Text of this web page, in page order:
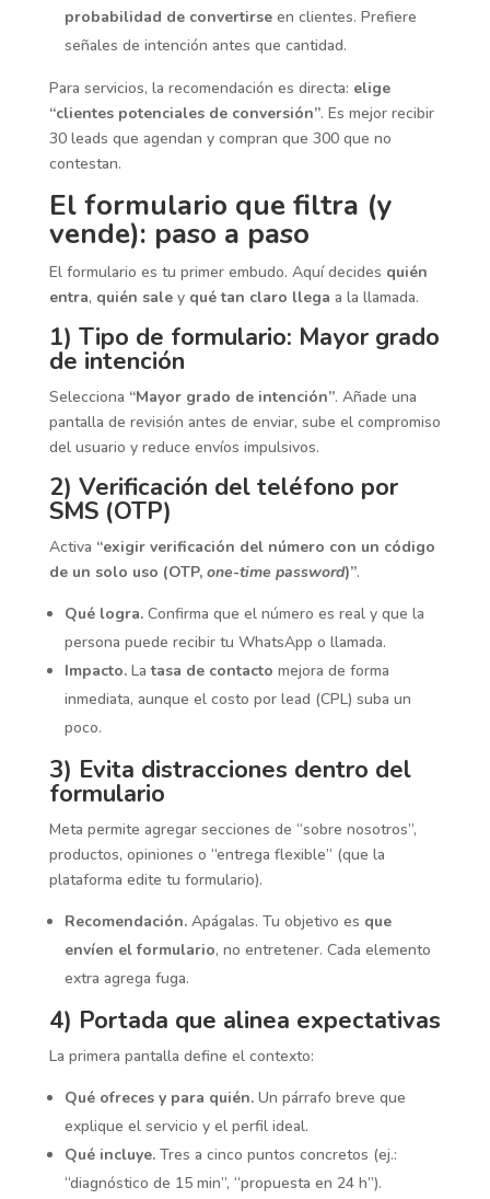
probabilidad de convertirseen clientes. Prefiere
señales de intención antes que cantidad.
Para servicios, la recomendación es directa: elige
“clientes potenciales de conversión”. Es mejor recibir
30 leads que agendan y compran que 300 que no
contestan.
El formulario que filtra (y
vende): paso a paso
El formulario es tu primer embudo. Aquí decides quién
entra, quién saley qué tan claro llega a la llamada.
1) Tipo de formulario: Mayor grado
de intención
Selecciona “Mayor grado de intención”. Añade una
pantalla de revisión antes de enviar, sube el compromiso
del usuario y reduce envíos impulsivos.
2) Verificación del teléfono por
SMS (OTP)
Activa “exigir verificación del número con un código
de un solo uso (OTP, one-time password)”.
Qué logra.Confirma que el número es real y que la
persona puede recibir tu WhatsApp o llamada.
Impacto.Latasa de contacto mejora de forma
inmediata, aunque el costo por lead (CPL) suba un
poco.
3) Evita distracciones dentro del
formulario
Meta permite agregar secciones de “sobre nosotros”,
productos, opiniones o “entrega flexible” (que la
plataforma edite tu formulario).
Recomendación.Apágalas. Tu objetivo es que
envíen el formulario, no entretener. Cada elemento
extra agrega fuga.
4) Portada que alinea expectativas
La primera pantalla define el contexto:
Qué ofreces y para quién.Un párrafo breve que
explique el servicio y el perfil ideal.
Qué incluye.Tres a cinco puntos concretos (ej.:
“diagnóstico de 15 min”, “propuesta en 24 h”).